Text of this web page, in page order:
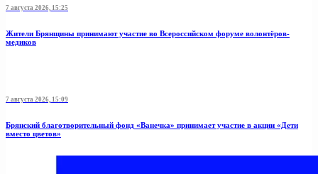
7 августа 2026, 15:25
Жители Брянщины принимают участие во Всероссийском форуме волонтёров-
медиков
7 августа 2026, 15:09
Брянский благотворительный фонд «Ванечка» принимает участие в акции «Дети
вместо цветов»